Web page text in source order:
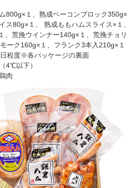
800g×１、熟成ベーコンブロック350g×
ス80g×１、 熟成ももハムスライス×１、
、荒挽ウインナー140g×１、荒挽チョリ
ーク160g×１、フランク3本入210g×１
程度※各パッケージの裏面
4℃以下）
肉